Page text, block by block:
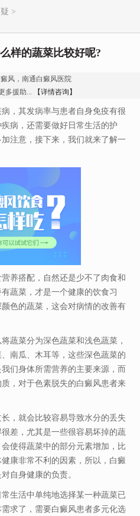
>
样的蔬菜比较好呢?
风，南通白癜风医院
多援助... 【详情咨询】
其发病率与患者自身免疫有很
病，还需要做好日常生活的护
注意，接下来，我们就来了解一
搭配，自然还是少不了肉食和
蔬菜，才是一个健康的饮食习
色的蔬菜，这会对病情的改善有
菜分为深色蔬菜和浅色蔬菜，
南瓜、木耳等，这些深色蔬菜的
们身体所需营养的主要来源，而
，对于色素脱失的白癜风患者来
就会比较容易导致水分的丢失
差，尤其是一些很容易坏掉的蔬
使得蔬菜中的部分元素增加，比
康非常不利的因素，所以，白癜
自身健康的负责。
活中单纯地选择某一种蔬菜已
求了，需要白癜风患者多元化选